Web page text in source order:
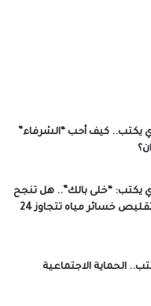
يكتب.. كيف أحب “الشرفاء”
يكتب: “خلى بالك”.. هل تنجح
حملة “الشيمي” في تقليص خسائر مياه تتجاوز 24
الحماية الاجتماعية